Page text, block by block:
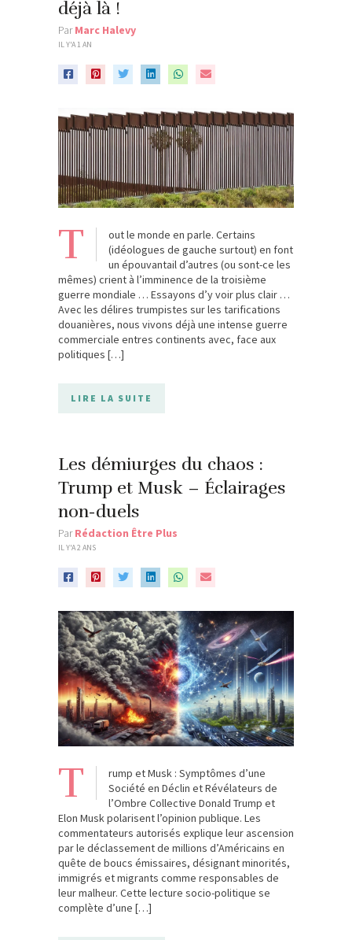
déjà là !
ParMarc Halevy
IL Y'A 1 AN
T
out le monde en parle. Certains
(idéologues de gauche surtout) en font
un épouvantail d’autres (ou sont-ce les
mêmes) crient à l’imminence de la troisième
guerre mondiale … Essayons d’y voir plus clair …
Avec les délires trumpistes sur les tarifications
douanières, nous vivons déjà une intense guerre
commerciale entres continents avec, face aux
politiques […]
LIRE LA SUITE
Les démiurges du chaos :
Trump et Musk – Éclairages
non-duels
ParRédaction Être Plus
IL Y'A 2 ANS
T
rump et Musk : Symptômes d’une
Société en Déclin et Révélateurs de
l’Ombre Collective Donald Trump et
Elon Musk polarisent l’opinion publique. Les
commentateurs autorisés explique leur ascension
par le déclassement de millions d’Américains en
quête de boucs émissaires, désignant minorités,
immigrés et migrants comme responsables de
leur malheur. Cette lecture socio-politique se
complète d’une […]